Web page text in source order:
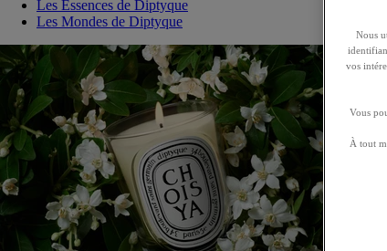
Les Essences de Diptyque
Les Mondes de Diptyque
Nous
vos
Vous
À tout